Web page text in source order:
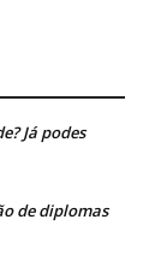
Já podes
de diplomas